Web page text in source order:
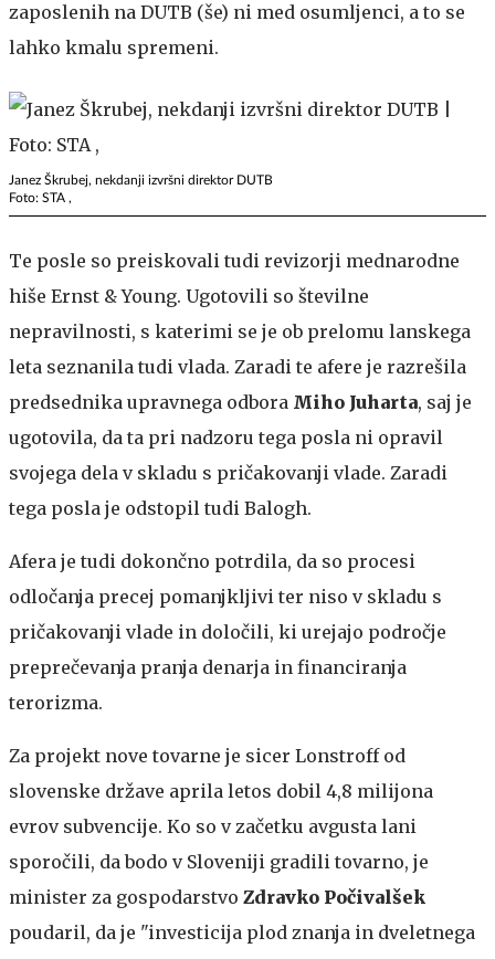
zaposlenih na DUTB (še) ni med osumljenci, a to se
lahko kmalu spremeni.
Janez Škrubej, nekdanji izvršni direktor DUTB
Foto: STA ,
Te posle so preiskovali tudi revizorji mednarodne
hiše Ernst & Young. Ugotovili so številne
nepravilnosti, s katerimi se je ob prelomu lanskega
leta seznanila tudi vlada. Zaradi te afere je razrešila
predsednika upravnega odbora Miho Juharta, saj je
ugotovila, da ta pri nadzoru tega posla ni opravil
svojega dela v skladu s pričakovanji vlade. Zaradi
tega posla je odstopil tudi Balogh.
Afera je tudi dokončno potrdila, da so procesi
odločanja precej pomanjkljivi ter niso v skladu s
pričakovanji vlade in določili, ki urejajo področje
preprečevanja pranja denarja in financiranja
terorizma.
Za projekt nove tovarne je sicer Lonstroff od
slovenske države aprila letos dobil 4,8 milijona
evrov subvencije. Ko so v začetku avgusta lani
sporočili, da bodo v Sloveniji gradili tovarno, je
minister za gospodarstvo Zdravko Počivalšek
poudaril, da je "investicija plod znanja in dveletnega